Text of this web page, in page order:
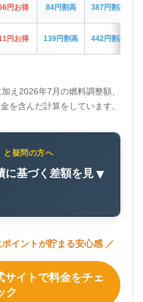
円お得 84円割高 387円割高
円お得 139円割高 442円割高
え2026年7月の燃料調整額、
を含んだ計算をしています。
と疑問の方へ
に基づく差額を見▼
イントが貯まる安心感 ／
イトで料金をチェ
ク